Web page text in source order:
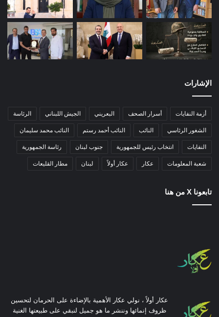
الإشارات
أزمة النفايات أسرار الصحف البعريني الجيش اللبناني الرئاسة
الشغور الرئاسي النائب النائب أحمد رستم النائب محمد سليمان
النفايات انتخاب رئيس للجمهورية جنوب لبنان رئاسة الجمهورية
شعبة المعلومات عكار عكار أولاً لبنان مطار القليعات
تابعونا X من هنا
عكار أولاً ، نولي عكار الأهمية بالإضاءة على الحرمان لتحسين
ظروف إنمائها وننشر ما هو جميل لنبقي على طبيعتها الغنية